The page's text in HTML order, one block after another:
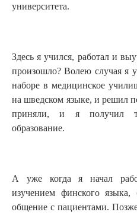
университета.
Здесь я учился, работал и
произошло? Волею случая я
наборе в медицинское
на шведском языке, и решил
приняли, и я получил
образование.
А уже когда я начал
изучением финского
общение с пациентами.